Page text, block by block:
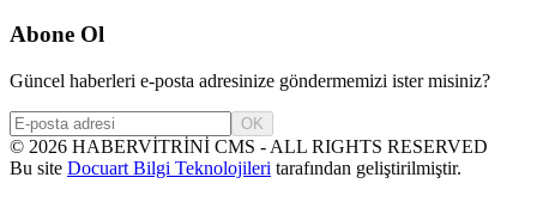
Abone Ol
Güncel haberleri e-posta adresinize göndermemizi ister misiniz?
OK
© 2026 HABERVİTRİNİ CMS - ALL RIGHTS RESERVED
Bu site Docuart Bilgi Teknolojileri tarafından geliştirilmiştir.